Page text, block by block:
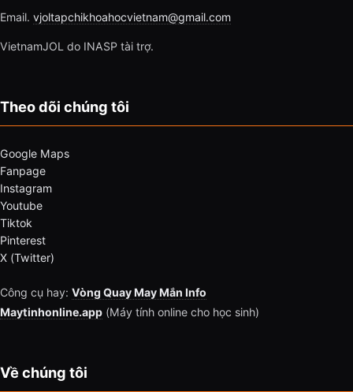
Email. vjoltapchikhoahocvietnam@gmail.com
VietnamJOL do INASP tài trợ.
Theo dõi chúng tôi
Google Maps
Fanpage
Instagram
Youtube
Tiktok
Pinterest
X (Twitter)
Công cụ hay: Vòng Quay May Mắn Info
Maytinhonline.app (Máy tính online cho học sinh)
Về chúng tôi